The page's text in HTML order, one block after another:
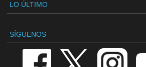
LO ÚLTIMO
SÍGUENOS